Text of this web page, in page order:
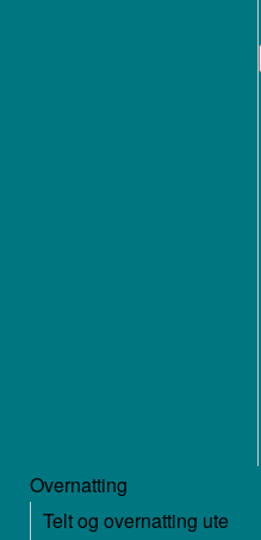
Overnatting
Telt og overnatting ute